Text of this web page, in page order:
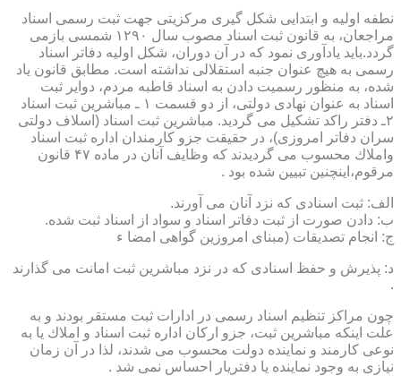
نطفه اولیه و ابتدایی شكل گیری مركزیتی جهت ثبت رسمی اسناد
مراجعان، به قانون ثبت اسناد مصوب سال ۱۲۹۰ شمسی بازمی
گردد.باید یادآوری نمود كه در آن دوران، شكل اولیه دفاتر اسناد
رسمی به هیچ عنوان جنبه استقلالی نداشته است. مطابق قانون یاد
شده، به منظور رسمیت دادن به اسناد قاطبه مردم، دوایر ثبت
اسناد به عنوان نهادی دولتی، از دو قسمت ۱ ـ مباشرین ثبت اسناد
۲ـ دفتر راكد تشكیل می گردید. مباشرین ثبت اسناد (اسلاف دولتی
سران دفاتر امروزی)، در حقیقت جزو كارمندان اداره ثبت اسناد
واملاك محسوب می گردیدند كه وظایف آنان در ماده ۴۷ قانون
مرقوم،اینچنین تبیین شده بود .
الف: ثبت اسنادی كه نزد آنان می آورند.
ب: دادن صورت از ثبت دفاتر اسناد و سواد از اسناد ثبت شده.
ج: انجام تصدیقات (مبنای امروزین گواهی امضا ء
د: پذیرش و حفظ اسنادی كه در نزد مباشرین ثبت امانت می گذارند
.
چون مراكز تنظیم اسناد رسمی در ادارات ثبت مستقر بودند و به
علت اینكه مباشرین ثبت، جزو اركان اداره ثبت اسناد و املاك یا به
نوعی كارمند و نماینده دولت محسوب می شدند، لذا در آن زمان
نیازی به وجود نماینده یا دفتریار احساس نمی شد .